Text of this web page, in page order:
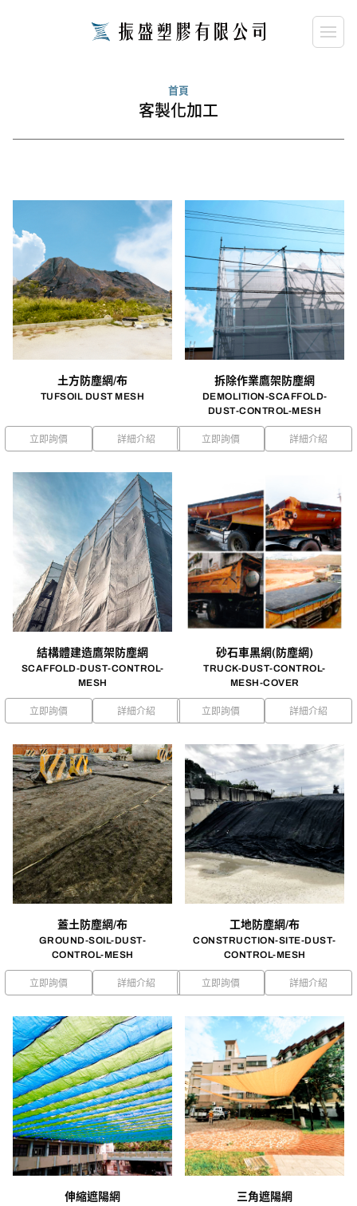
搜尋
首頁
客製化加工
土方防塵網/布
TUFSOIL DUST MESH
立即詢價 詳細介紹
拆除作業鷹架防塵網
DEMOLITION-SCAFFOLD-
DUST-CONTROL-MESH
立即詢價 詳細介紹
結構體建造鷹架防塵網
SCAFFOLD-DUST-CONTROL-
MESH
立即詢價 詳細介紹
砂石車黑網(防塵網)
TRUCK-DUST-CONTROL-
MESH-COVER
立即詢價 詳細介紹
蓋土防塵網/布
GROUND-SOIL-DUST-
CONTROL-MESH
立即詢價 詳細介紹
工地防塵網/布
CONSTRUCTION-SITE-DUST-
CONTROL-MESH
立即詢價 詳細介紹
伸縮遮陽網 三角遮陽網